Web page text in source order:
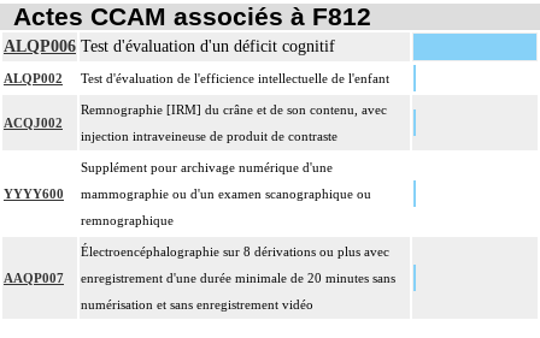
Actes CCAM associés à F812
ALQP006 Test d'évaluation d'un déficit cognitif
ALQP002 Test d'évaluation de l'efficience intellectuelle de l'enfant
ACQJ002
Remnographie [IRM] du crâne et de son contenu, avec
injection intraveineuse de produit de contraste
YYYY600
Supplément pour archivage numérique d'une
mammographie ou d'un examen scanographique ou
remnographique
AAQP007
Électroencéphalographie sur 8 dérivations ou plus avec
enregistrement d'une durée minimale de 20 minutes sans
numérisation et sans enregistrement vidéo